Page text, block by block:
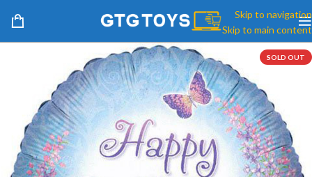
Skip to navigation
Skip to main content
SOLD OUT